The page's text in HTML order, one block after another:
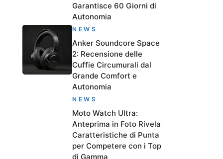
Garantisce 60 Giorni di
Autonomia
NEWS
Anker Soundcore Space
2: Recensione delle
Cuffie Circumurali dal
Grande Comfort e
Autonomia
NEWS
Moto Watch Ultra:
Anteprima in Foto Rivela
Caratteristiche di Punta
per Competere con i Top
di Gamma